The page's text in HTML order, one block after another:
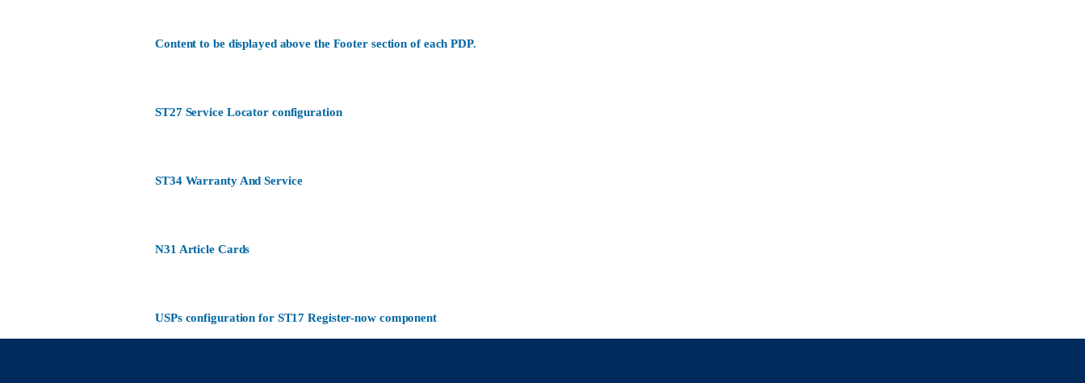
Content to be displayed above the Footer section of each PDP.
ST27 Service Locator configuration
ST34 Warranty And Service
N31 Article Cards
USPs configuration for ST17 Register-now component